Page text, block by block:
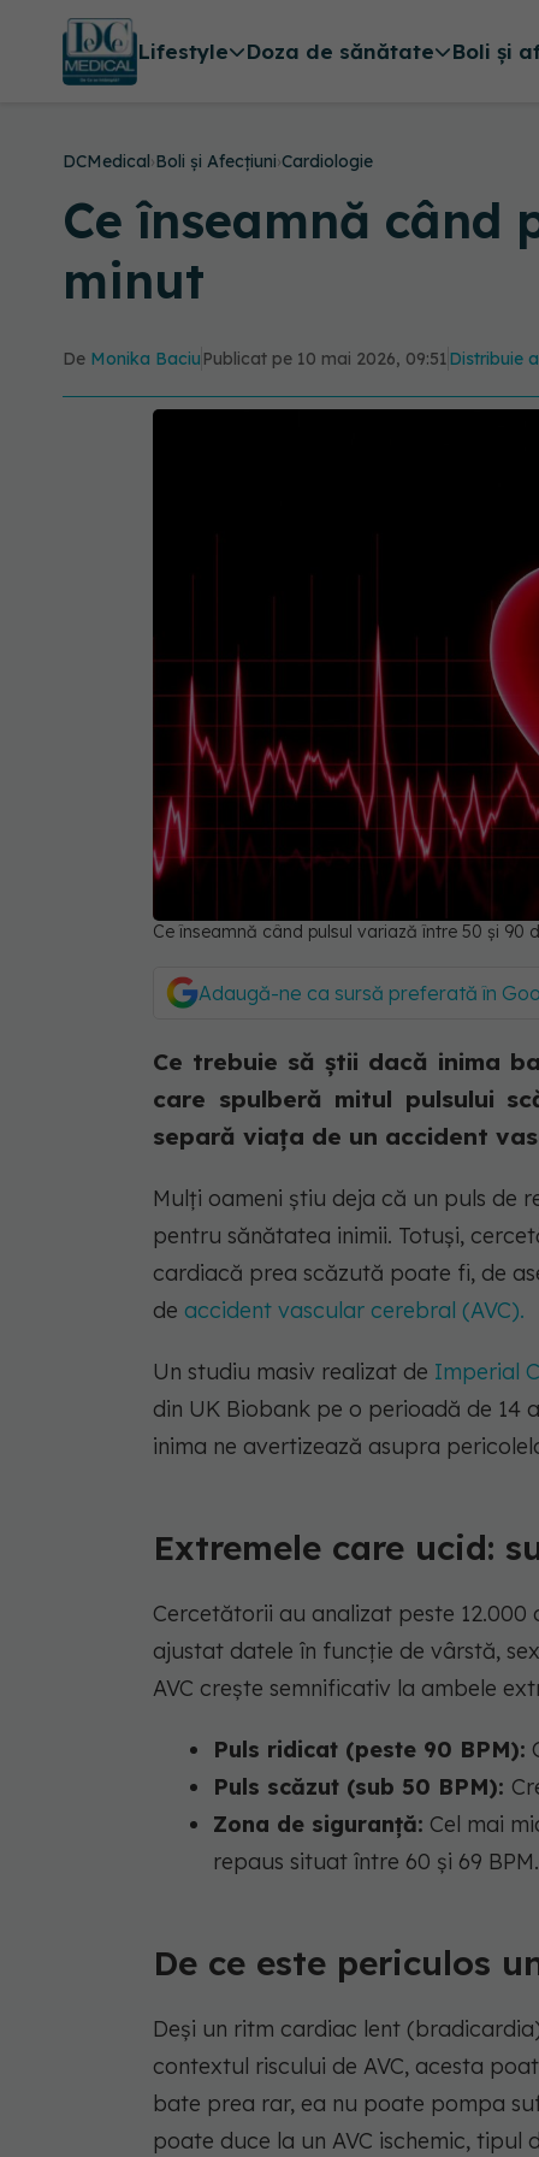
Lifestyle Doza de sănătate Boli și
DCMedical›Boli și Afecțiuni›Cardiologie
Ce înseamnă
minut
De Monika Baciu Publicat pe 10 mai 2026, 09:51Distribuie
Ce înseamnă când pulsul variază între 50 și 90
Adaugă-ne ca sursă preferată în
Ce trebuie să știi dacă inima
care spulberă mitul pulsului
separă viața de un accident
Mulți oameni știu deja că un puls de
pentru sănătatea inimii. Totuși,
cardiacă prea scăzută poate fi, de
de accident vascular cerebral (AVC).
Un studiu masiv realizat de Imperial
din UK Biobank pe o perioadă de 14
inima ne avertizează asupra
Extremele care ucid:
Cercetătorii au analizat peste
ajustat datele în funcție de vârstă,
AVC crește semnificativ la ambele
Puls ridicat (peste 90 BPM):
Puls scăzut (sub 50 BPM):
Zona de siguranță: Cel mai
repaus situat între 60 și 69 BPM.
De ce este periculos
Deși un ritm cardiac lent
contextul riscului de AVC, acesta
bate prea rar, ea nu poate pompa
poate duce la un AVC ischemic,